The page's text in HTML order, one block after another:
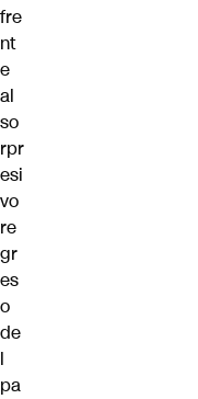
fre
nt
e
al
so
rpr
esi
vo
re
gr
es
o
de
l
pa